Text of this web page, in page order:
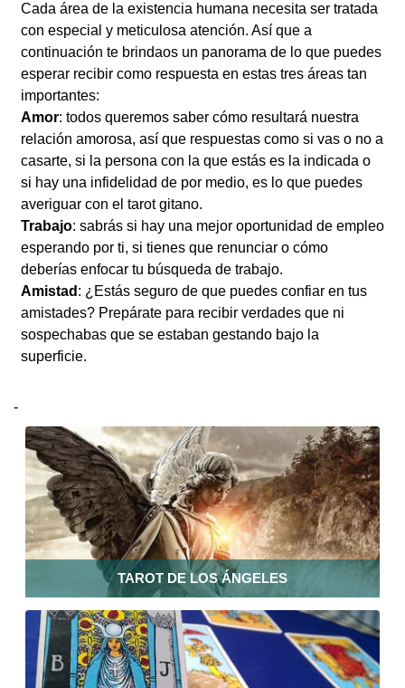
Cada área de la existencia humana necesita ser tratada
con especial y meticulosa atención. Así que a
continuación te brindaos un panorama de lo que puedes
esperar recibir como respuesta en estas tres áreas tan
importantes:
Amor: todos queremos saber cómo resultará nuestra
relación amorosa, así que respuestas como si vas o no a
casarte, si la persona con la que estás es la indicada o
si hay una infidelidad de por medio, es lo que puedes
averiguar con el tarot gitano.
Trabajo: sabrás si hay una mejor oportunidad de empleo
esperando por ti, si tienes que renunciar o cómo
deberías enfocar tu búsqueda de trabajo.
Amistad : ¿Estás seguro de que puedes confiar en tus
amistades? Prepárate para recibir verdades que ni
sospechabas que se estaban gestando bajo la
superficie.
-
TAROT DE LOS ÁNGELES